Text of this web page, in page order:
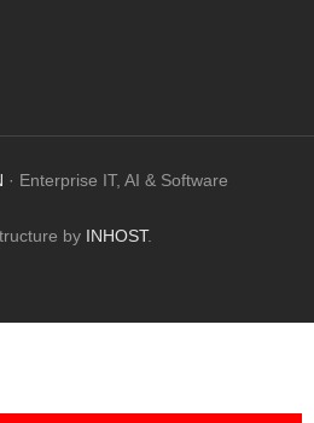
· Enterprise IT, AI & Software
by INHOST.